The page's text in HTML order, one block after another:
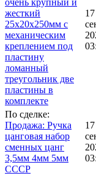
жесткий
25х20х250мм с
механическим
креплением под
пластину
ломанный
треугольник две
пластины в
комплекте
17
По сделке:
Продажа: Ручка
цанговая набор
сменных цанг
3,5мм 4мм 5мм
СССР
17